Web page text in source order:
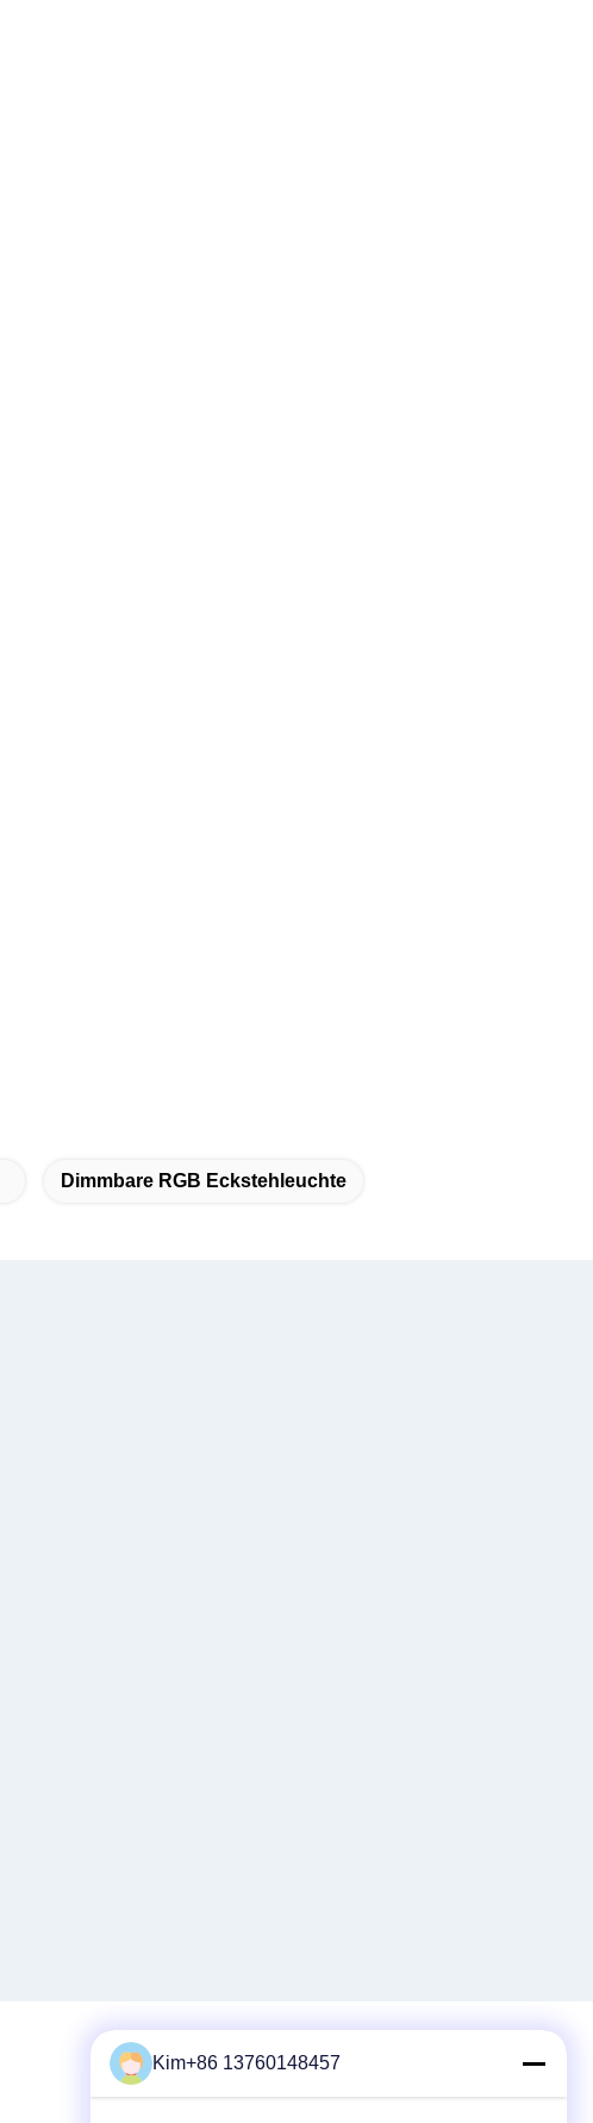
Dimmbare RGB Eckstehleuchte
Kim+86 13760148457